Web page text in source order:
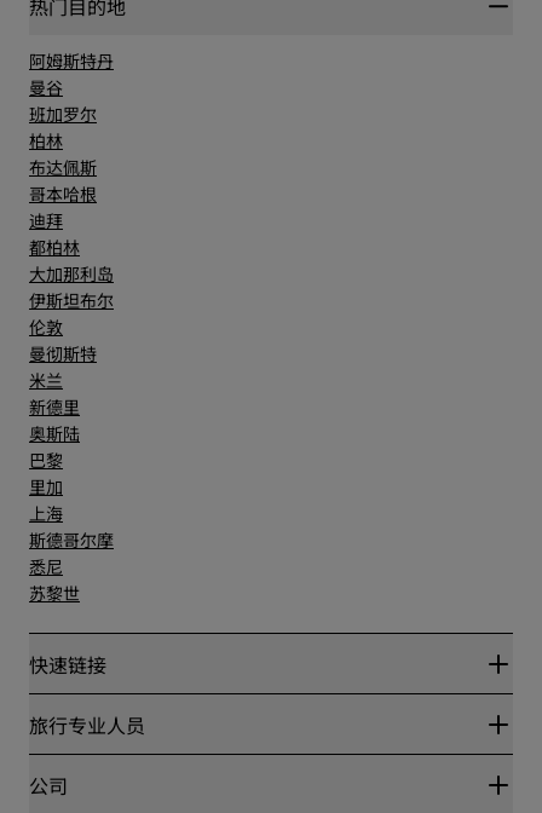
阿姆斯特丹
曼谷
班加罗尔
柏林
布达佩斯
哥本哈根
迪拜
都柏林
大加那利岛
伊斯坦布尔
伦敦
曼彻斯特
米兰
新德里
奥斯陆
巴黎
里加
上海
斯德哥尔摩
悉尼
苏黎世
快速链接
丽赏会
Blog
目的地
旅行专业人员
合作伙伴
公司